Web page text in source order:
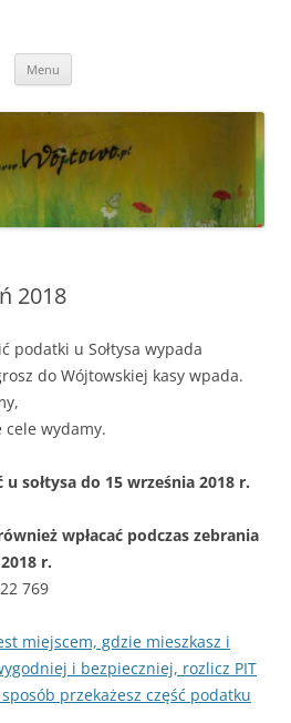
Menu
2018
podatki u Sołtysa wypada
do Wójtowskiej kasy wpada.
wydamy.
sołtysa do 15 września 2018 r.
wpłacać podczas zebrania
r.
769
miejscem, gdzie mieszkasz i
i bezpieczniej, rozlicz PIT
przekażesz część podatku